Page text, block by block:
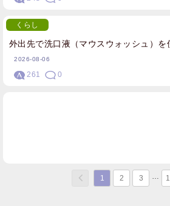
外出先で洗口液（マウスウォッシュ）を
くらし
2026-08-06
261 0
1 2 3